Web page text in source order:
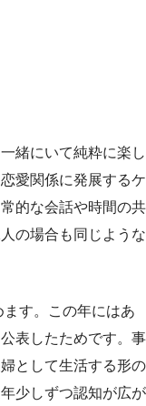
緒にいて純粋に楽し
愛関係に発展するケ
的な会話や時間の共
の場合も同じような
す。この年にはあ
表したためです。事
として生活する形の
少しずつ認知が広が